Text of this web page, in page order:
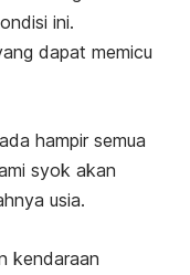
ini.
dapat memicu
hampir semua
syok akan
usia.
kendaraan